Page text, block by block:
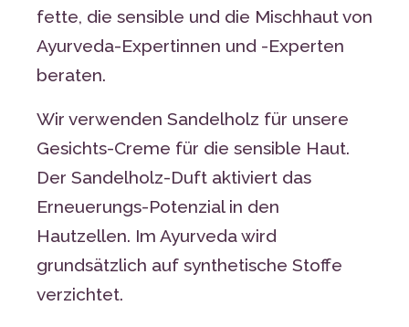
fette, die sensible und die Mischhaut von
Ayurveda-Expertinnen und -Experten
beraten.
Wir verwenden Sandelholz für unsere
Gesichts-Creme für die sensible Haut.
Der Sandelholz-Duft aktiviert das
Erneuerungs-Potenzial in den
Hautzellen. Im Ayurveda wird
grundsätzlich auf synthetische Stoffe
verzichtet.